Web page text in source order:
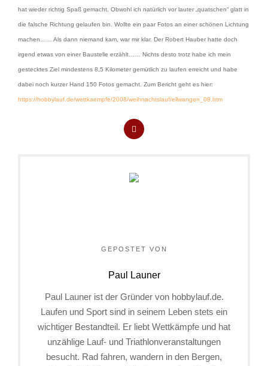
hat wieder richtig Spaß gemacht. Obwohl ich natürlich vor lauter „quatschen“ glatt in
die falsche Richtung gelaufen bin. Wollte ein paar Fotos an einer schönen Lichtung
machen…… Als dann niemand kam, war mir klar. Der Robert Hauber hatte doch
irgend etwas von einer Baustelle erzählt…… Nichts desto trotz habe ich mein
gestecktes Ziel mindestens 8,5 Kilometer gemütlich zu laufen erreicht und habe
dabei noch kurzer Hand 150 Fotos gemacht. Zum Bericht geht es hier:
https://hobbylauf.de/wettkaempfe/2008/weihnachtslauf/ellwangen_08.htm
GEPOSTET VON
Paul Launer
Paul Launer ist der Gründer von hobbylauf.de.
Laufen und Sport sind in seinem Leben stets ein
wichtiger Bestandteil. Er liebt Wettkämpfe und hat
unzählige Lauf- und Triathlonveranstaltungen
besucht. Rad fahren, wandern in den Bergen,